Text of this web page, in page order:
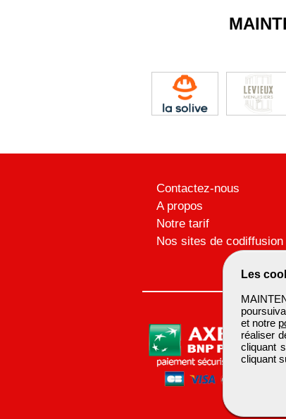
Les
et notre
réaliser
cliquant
cliquant
Contactez-nous
A propos
Notre tarif
Nos sites de codiffusion